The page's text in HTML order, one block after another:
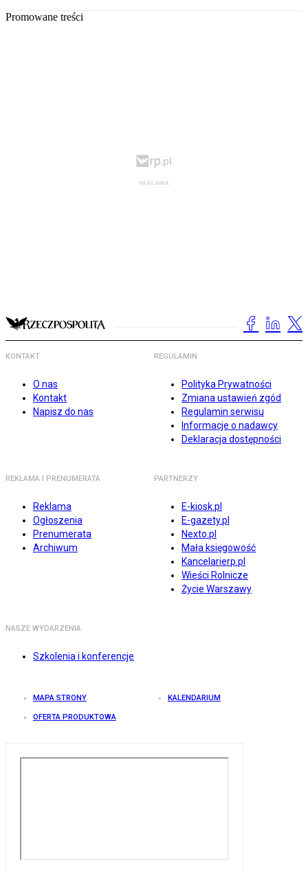
Promowane treści
KONTAKT
O nas
Kontakt
Napisz do nas
REGULAMIN
Polityka Prywatności
Zmiana ustawień zgód
Regulamin serwisu
Informacje o nadawcy
Deklaracja dostępności
REKLAMA I PRENUMERATA
Reklama
Ogłoszenia
Prenumerata
Archiwum
PARTNERZY
E-kiosk.pl
E-gazety.pl
Nexto.pl
Mała księgowość
Kancelarierp.pl
Wieści Rolnicze
Życie Warszawy
NASZE WYDARZENIA
Szkolenia i konferencje
MAPA STRONY KALENDARIUM
OFERTA PRODUKTOWA